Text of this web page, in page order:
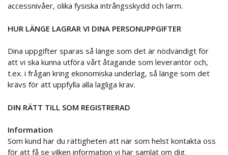
accessnivåer, olika fysiska intrångsskydd och larm.
HUR LÄNGE LAGRAR VI DINA PERSONUPPGIFTER
Dina uppgifter sparas så länge som det är nödvändigt för
att vi ska kunna utföra vårt åtagande som leverantör och,
t.ex. i frågan kring ekonomiska underlag, så länge som det
krävs för att uppfylla alla lagliga krav.
DIN RÄTT TILL SOM REGISTRERAD
Information
Som kund har du rättigheten att när som helst kontakta oss
för att få se vilken information vi har samlat om dig.